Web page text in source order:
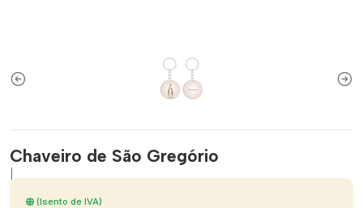
Chaveiro de São Gregório
(Isento de IVA)